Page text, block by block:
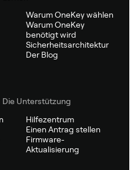
Warum OneKey wählen
Warum OneKey
benötigt wird
Sicherheitsarchitektur
Der Blog
Die Unterstützung
Hilfezentrum
Einen Antrag stellen
Firmware-
Aktualisierung